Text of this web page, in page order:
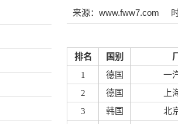
来源：www.fww7.com
排名 国别
1
德国
一
2
德国
上
3
韩国
北